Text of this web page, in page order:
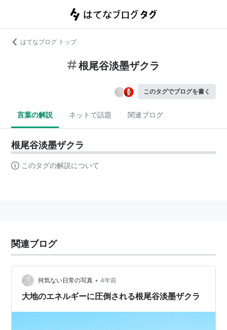
はてなブログ トップ
根尾谷淡墨ザクラ
このタグでブログを書く
言葉の解説 ネットで話題 関連ブログ
根尾谷淡墨ザクラ
このタグの解説について
関連ブログ
何気ない日常の写真 • 4年前
大地のエネルギーに圧倒される根尾谷淡墨ザクラ